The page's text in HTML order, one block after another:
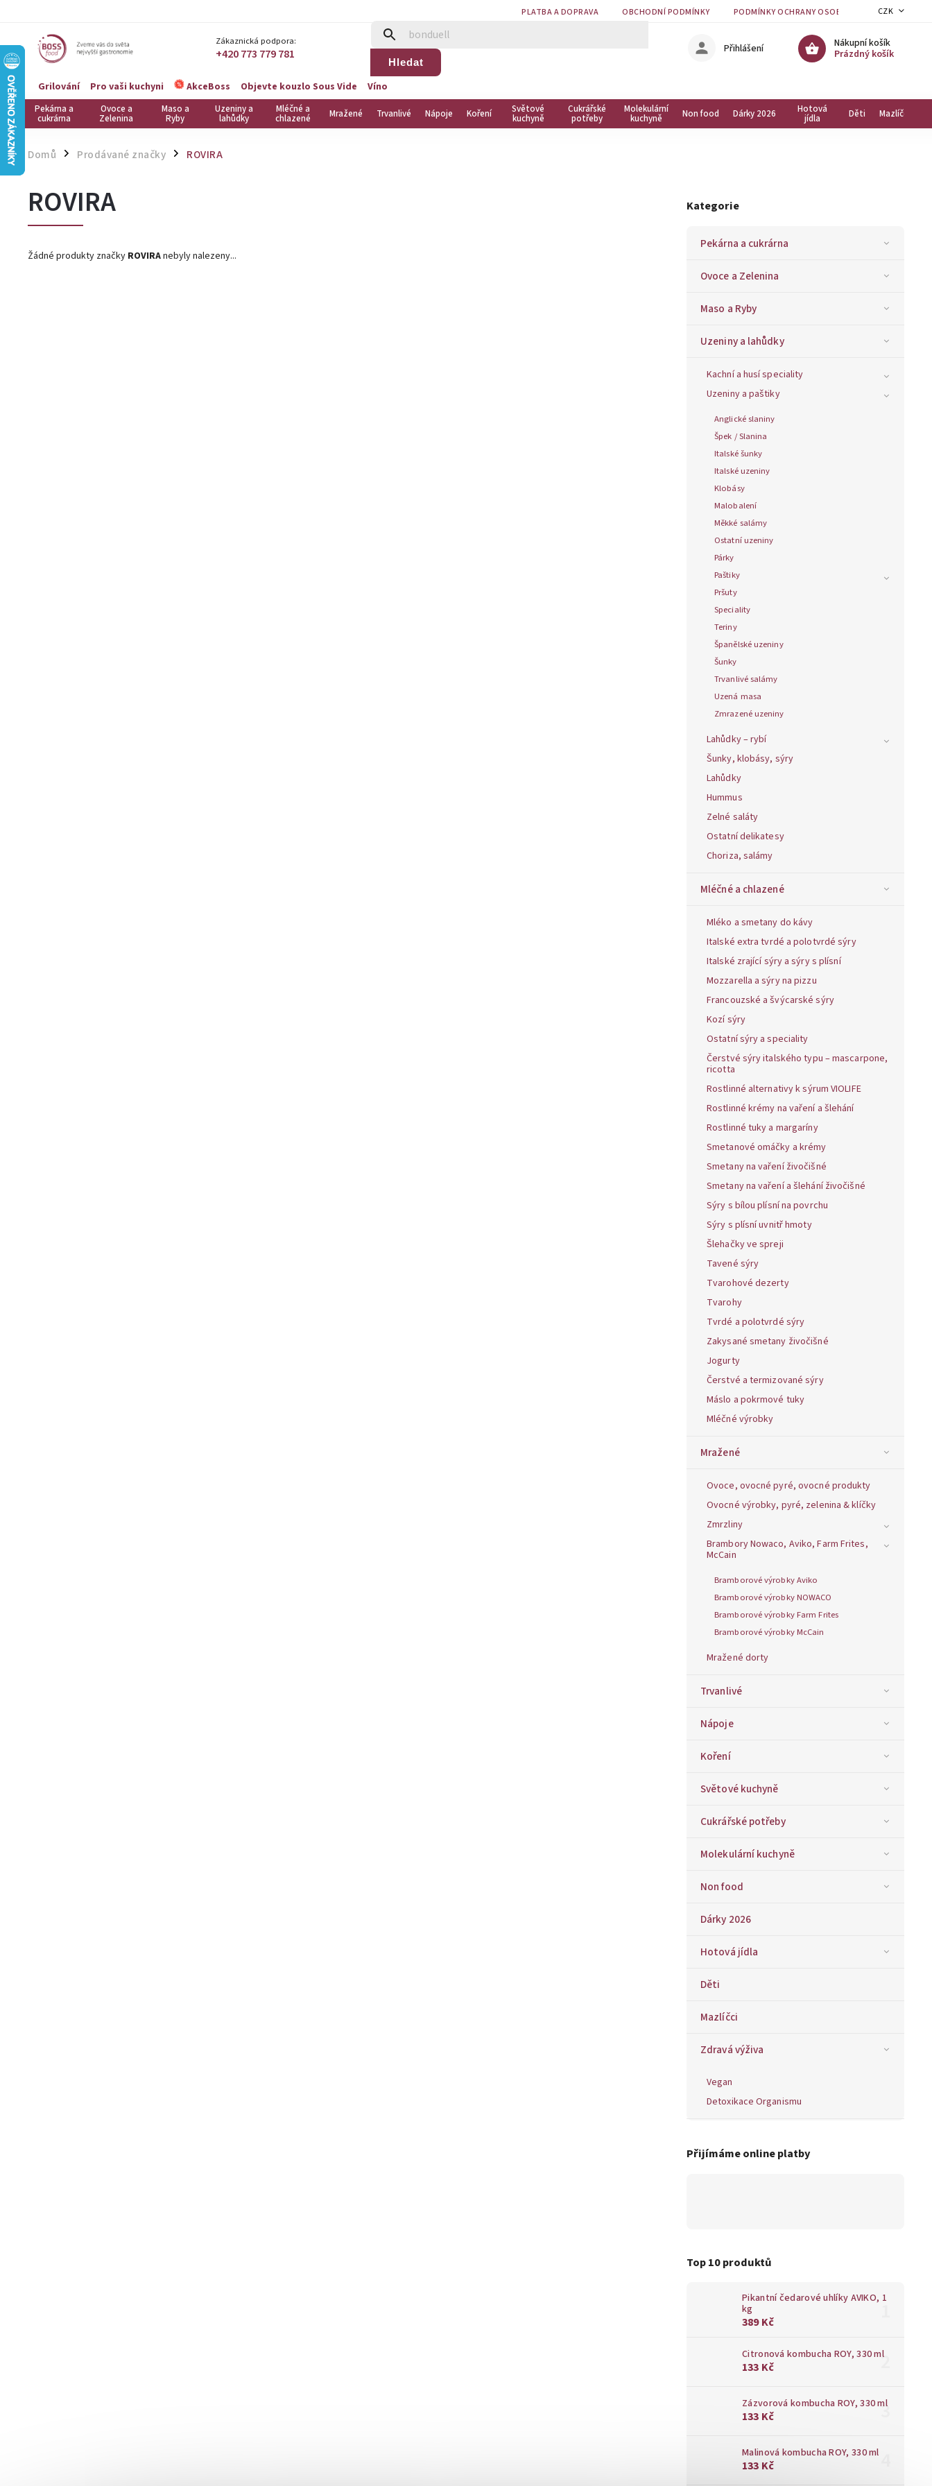
PLATBA A DOPRAVA OBCHODNÍ PODMÍNKY PODMÍNKY OCHRANY OSOBNÍCH ÚDAJŮ
CZK
Zákaznická podpora:
+420 773 779 781 Hledat
Nákupní košík
Prázdný košík
Přihlášení
Grilování Pro vaši kuchyni AkceBoss Objevte kouzlo Sous Vide Víno
Pekárna a
cukrárna
Ovoce a
Zelenina
Maso a
Ryby
Uzeniny a
lahůdky
Mléčné a
chlazené Mražené Trvanlivé Nápoje Koření Světové
kuchyně
Cukrářské
potřeby
Molekulární
kuchyně Non food Dárky 2026 Hotová
jídla Děti Mazlíčci
Domů / Prodávané značky / ROVIRA
Kategorie
Pekárna a cukrárna
Ovoce a Zelenina
Maso a Ryby
Uzeniny a lahůdky
Kachní a husí speciality
Uzeniny a paštiky
Anglické slaniny
Špek / Slanina
Italské šunky
Italské uzeniny
Klobásy
Malobalení
Měkké salámy
Ostatní uzeniny
Párky
Paštiky
Pršuty
Speciality
Teriny
Španělské uzeniny
Šunky
Trvanlivé salámy
Uzená masa
Zmrazené uzeniny
Lahůdky – rybí
Šunky, klobásy, sýry
Lahůdky
Hummus
Zelné saláty
Ostatní delikatesy
Choriza, salámy
Mléčné a chlazené
Mléko a smetany do kávy
Italské extra tvrdé a polotvrdé sýry
Italské zrající sýry a sýry s plísní
Mozzarella a sýry na pizzu
Francouzské a švýcarské sýry
Kozí sýry
Ostatní sýry a speciality
Čerstvé sýry italského typu – mascarpone,
ricotta
Rostlinné alternativy k sýrum VIOLIFE
Rostlinné krémy na vaření a šlehání
Rostlinné tuky a margaríny
Smetanové omáčky a krémy
Smetany na vaření živočišné
Smetany na vaření a šlehání živočišné
Sýry s bílou plísní na povrchu
Sýry s plísní uvnitř hmoty
Šlehačky ve spreji
Tavené sýry
Tvarohové dezerty
Tvarohy
Tvrdé a polotvrdé sýry
Zakysané smetany živočišné
Jogurty
Čerstvé a termizované sýry
Máslo a pokrmové tuky
Mléčné výrobky
Mražené
Ovoce, ovocné pyré, ovocné produkty
Ovocné výrobky, pyré, zelenina & klíčky
Zmrzliny
Brambory Nowaco, Aviko, Farm Frites,
McCain
Bramborové výrobky Aviko
Bramborové výrobky NOWACO
Bramborové výrobky Farm Frites
Bramborové výrobky McCain
Mražené dorty
Trvanlivé
Nápoje
Koření
Světové kuchyně
Cukrářské potřeby
Molekulární kuchyně
Non food
Dárky 2026
Hotová jídla
Děti
Mazlíčci
Zdravá výživa
Vegan
Detoxikace Organismu
Přijímáme online platby
Top 10 produktů
Pikantní čedarové uhlíky AVIKO, 1
kg
389 Kč
Citronová kombucha ROY, 330 ml
133 Kč
Zázvorová kombucha ROY, 330 ml
133 Kč
Malinová kombucha ROY, 330 ml
133 Kč
ROVIRA
Žádné produkty značky ROVIRAnebyly nalezeny...